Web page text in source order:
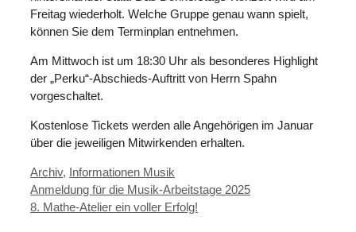
Freitag wiederholt. Welche Gruppe genau wann spielt,
können Sie dem Terminplan entnehmen.
Am Mittwoch ist um 18:30 Uhr als besonderes Highlight
der „Perku“-Abschieds-Auftritt von Herrn Spahn
vorgeschaltet.
Kostenlose Tickets werden alle Angehörigen im Januar
über die jeweiligen Mitwirkenden erhalten.
Kategorien
Archiv, Informationen Musik
Anmeldung für die Musik-Arbeitstage 2025
8. Mathe-Atelier ein voller Erfolg!